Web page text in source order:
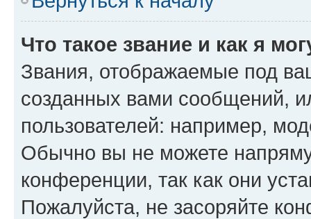
Что такое звание и как я
Звания, отображаемые под
созданных вами сообщений,
пользователей: например,
Обычно вы не можете
конференции, так как они
Пожалуйста, не засоряйте